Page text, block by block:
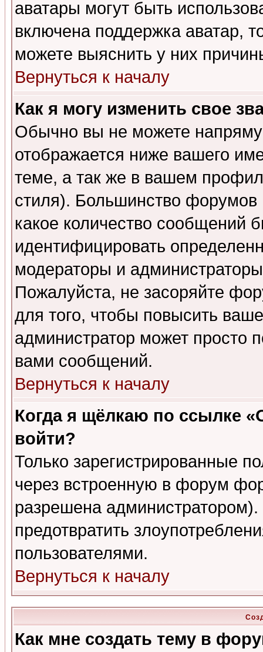
аватары могут быть
включена поддержка аватар,
можете выяснить у них
Вернуться к началу
Как я могу изменить свое
Обычно вы не можете
отображается ниже вашего
теме, а так же в вашем
стиля). Большинство форумов
какое количество сообщений
идентифицировать
модераторы и
Пожалуйста, не засоряйте
для того, чтобы повысить
администратор может просто
вами сообщений.
Вернуться к началу
Когда я щёлкаю по ссылке
войти?
Только зарегистрированные
через встроенную в форум
разрешена
предотвратить
пользователями.
Вернуться к началу
Как мне создать тему в